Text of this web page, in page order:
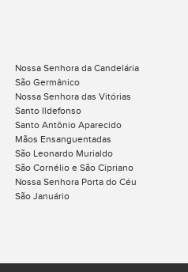
Nossa Senhora da Candelária
São Germânico
Nossa Senhora das Vitórias
Santo Ildefonso
Santo Antônio Aparecido
Mãos Ensanguentadas
São Leonardo Murialdo
São Cornélio e São Cipriano
Nossa Senhora Porta do Céu
São Januário